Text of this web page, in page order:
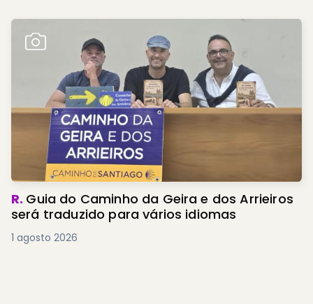
R. Guia do Caminho da Geira e dos Arrieiros
será traduzido para vários idiomas
1 agosto 2026